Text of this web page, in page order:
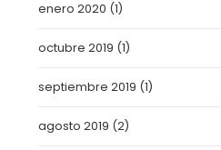
enero 2020 (1)
octubre 2019 (1)
septiembre 2019 (1)
agosto 2019 (2)